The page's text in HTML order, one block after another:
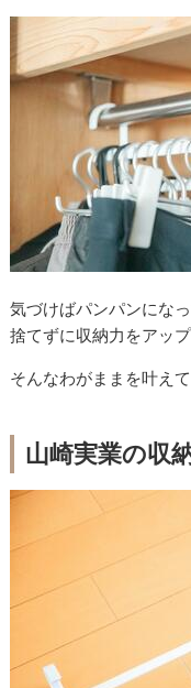
気づけばパンパンにな
捨てずに収納力をアッ
そんなわがままを叶え
山崎実業の収